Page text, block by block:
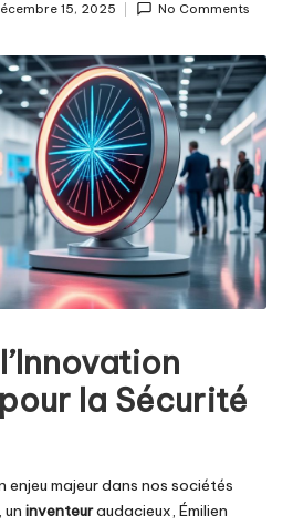
15, 2025 No Comments
la Sécurité
enjeu majeur dans nos sociétés
un inventeuraudacieux, Émilien